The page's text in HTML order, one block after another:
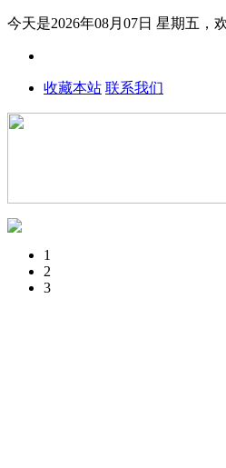
今天是2026年08月07日 星期五，
收藏本站 联系我们
1
2
3